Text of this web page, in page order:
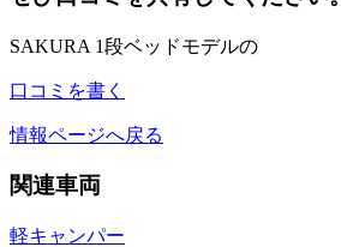
SAKURA 1段ベッドモデルの
口コミを書く
情報ページへ戻る
関連車両
軽キャンパー